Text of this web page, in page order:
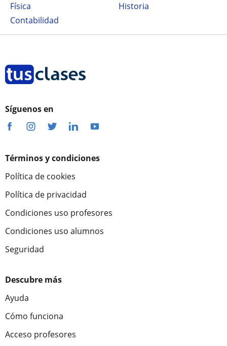
Física
Historia
Contabilidad
Síguenos en
Términos y condiciones
Política de cookies
Política de privacidad
Condiciones uso profesores
Condiciones uso alumnos
Seguridad
Descubre más
Ayuda
Cómo funciona
Acceso profesores